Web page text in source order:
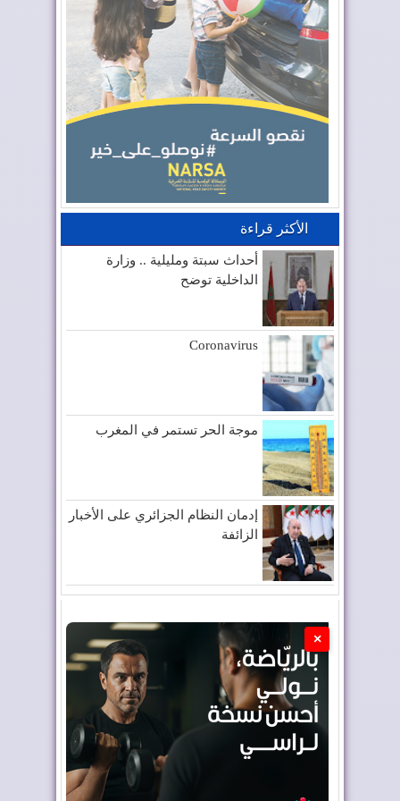
الأكثر قراءة
أحداث سبتة ومليلية .. وزارة
الداخلية توضح
Coronavirus
موجة الحر تستمر في المغرب
إدمان النظام الجزائري على الأخبار
الزائفة
×